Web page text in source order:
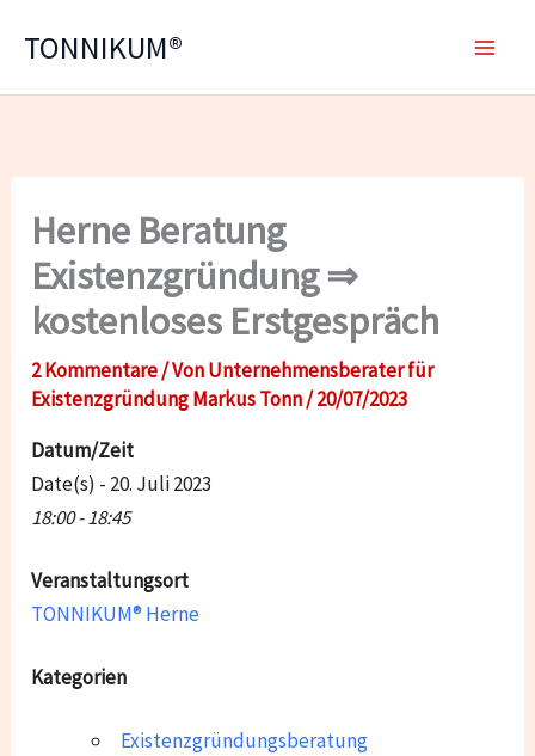
InhaltTONNIKUM®
Herne Beratung
Existenzgründung ⇒
kostenloses Erstgespräch
2 Kommentare/ VonUnternehmensberater für
Existenzgründung Markus Tonn/20/07/2023
Datum/Zeit
Date(s) - 20. Juli 2023
18:00 - 18:45
Veranstaltungsort
TONNIKUM® Herne
Kategorien
Existenzgründungsberatung